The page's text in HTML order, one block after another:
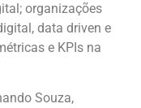
organizações
data driven e
e KPIs na
Souza,